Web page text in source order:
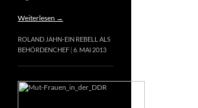
Weiterlesen →
ROLAND JAHN-EIN REBELL ALS
BEHÖRDENCHEF 6. MAI 2013